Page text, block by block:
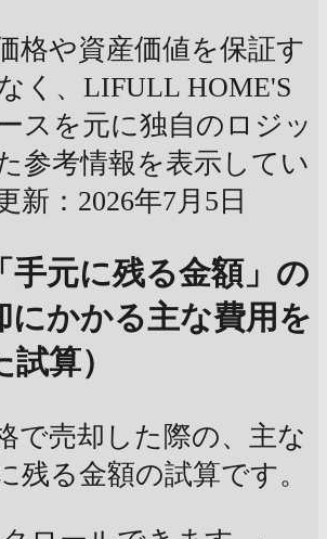
格や資産価値を保証す
く、LIFULL HOME'S
スを元に独自のロジッ
参考情報を表示してい
新：2026年7月5日
手元に残る金額」の
にかかる主な費用を
算）
で売却した際の、主な
残る金額の試算です。